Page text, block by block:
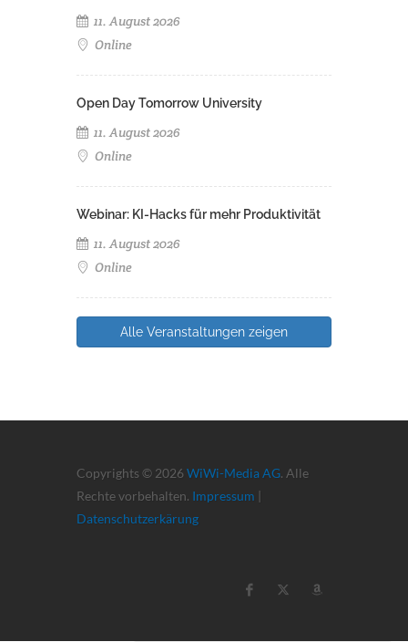
11. August 2026
Online
Open Day Tomorrow University
11. August 2026
Online
Webinar: KI-Hacks für mehr Produktivität
11. August 2026
Online
Alle Veranstaltungen zeigen
Copyrights © 2026 WiWi-Media AG. Alle
Rechte vorbehalten. Impressum |
Datenschutzerkärung